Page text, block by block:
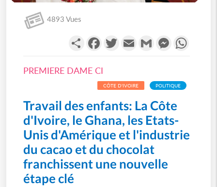
4893 Vues
PartagerFacebookTwitterEmail Gmail Messenger
PREMIERE DAME CI
CÔTE D'IVOIRE POLITIQUE
Travail des enfants: La Côte
d'Ivoire, le Ghana, les Etats-
Unis d'Amérique et l'industrie
du cacao et du chocolat
franchissent une nouvelle
étape clé